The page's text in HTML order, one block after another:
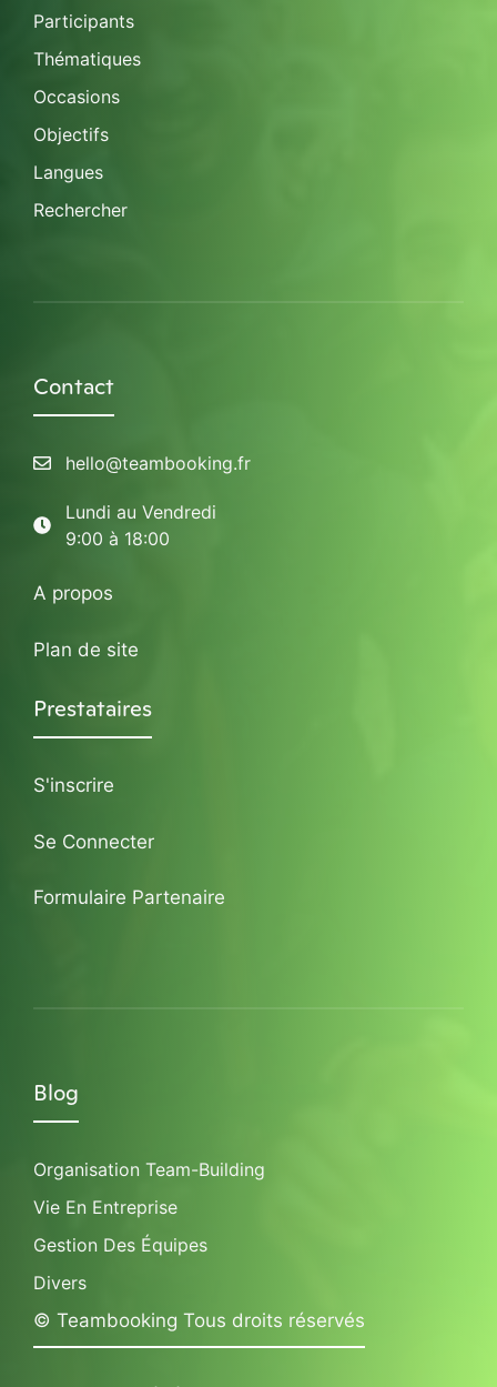
Participants
Thématiques
Occasions
Objectifs
Langues
Rechercher
Contact
hello@teambooking.fr
Lundi au Vendredi
9:00 à 18:00
A propos
Plan de site
Prestataires
S'inscrire
Se Connecter
Formulaire Partenaire
Blog
Organisation Team-Building
Vie En Entreprise
Gestion Des Équipes
Divers
© Teambooking Tous droits réservés